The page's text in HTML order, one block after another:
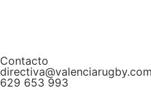
Contacto
directiva@valenciarugby.com
629 653 993